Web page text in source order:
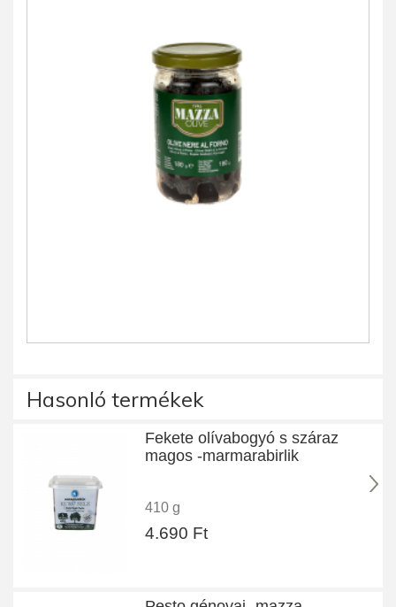
Hasonló termékek
Fekete olívabogyó s száraz
magos -marmarabirlik
410 g
4.690 Ft